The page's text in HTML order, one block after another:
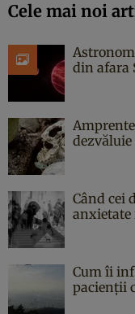
Cele mai noi
din afara
Când cei
anxietate
Cum îi
pacienții